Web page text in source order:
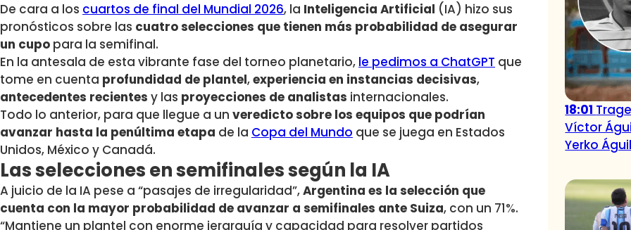
De cara a los cuartos de final del Mundial 2026, la Inteligencia Artificial (IA) hizo sus
pronósticos sobre las cuatro selecciones que tienen más probabilidad de asegurar
un cupo para la semifinal.
En la antesala de esta vibrante fase del torneo planetario, le pedimos a ChatGPT que
tome en cuenta profundidad de plantel,experiencia en instancias decisivas,
antecedentes recientes y las proyecciones de analistas internacionales.
Todo lo anterior, para que llegue a un veredicto sobre los equipos que podrían
avanzar hasta la penúltima etapa de la Copa del Mundo que se juega en Estados
Unidos, México y Canadá.
Las selecciones en semifinales según la IA
A juicio de la IA pese a “pasajes de irregularidad”,Argentina es la selección que
cuenta con la mayor probabilidad de avanzar a semifinales ante Suiza, con un 71%.
“Mantiene un plantel con enorme jerarquía y capacidad para resolver partidos
18:01
Víctor
Yerko